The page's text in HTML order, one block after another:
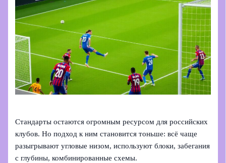
Стандарты остаются огромным ресурсом для российских
клубов. Но подход к ним становится тоньше: всё чаще
разыгрывают угловые низом, используют блоки, забегания
с глубины, комбинированные схемы.